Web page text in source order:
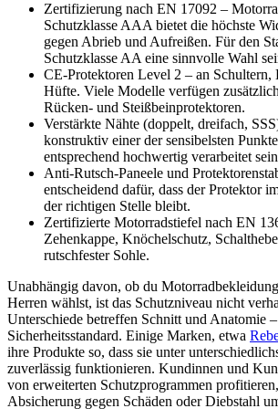
Zertifizierung nach EN 17092 –
Schutzklasse AAA bietet die höchste
gegen Abrieb und Aufreißen. Für den
Schutzklasse AA eine sinnvolle Wahl
CE-Protektoren Level 2 – an
Hüfte. Viele Modelle verfügen
Rücken- und Steißbeinprotektoren.
Verstärkte Nähte (doppelt, dreifach,
konstruktiv einer der sensibelsten
entsprechend hochwertig verarbeitet
Anti-Rutsch-Paneele und
entscheidend dafür, dass der Protektor
der richtigen Stelle bleibt.
Zertifizierte Motorradstiefel nach EN
Zehenkappe, Knöchelschutz,
rutschfester Sohle.
Unabhängig davon, ob du
Herren wählst, ist das Schutzniveau nicht
Unterschiede betreffen Schnitt und Anatomie
Sicherheitsstandard. Einige Marken, etwa
ihre Produkte so, dass sie unter
zuverlässig funktionieren. Kundinnen und
von erweiterten Schutzprogrammen
Absicherung gegen Schäden oder Diebstahl